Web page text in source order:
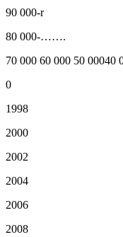
90 000-r
80 000-…….
70 000 60 000 50 00040
0
1998
2000
2002
2004
2006
2008